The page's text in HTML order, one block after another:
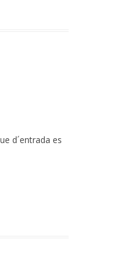
d´entrada es